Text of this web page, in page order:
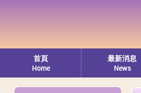
首頁
Home
最新消息
News